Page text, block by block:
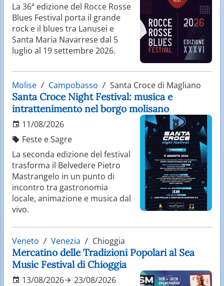
La 36ª edizione del Rocce Rosse
Blues Festival porta il grande
rock e il blues tra Lanusei e
Santa Maria Navarrese dal 5
luglio al 19 settembre 2026.
Molise Campobasso Santa Croce di Magliano
Santa Croce Night Festival: musica e
intrattenimento nel borgo molisano
11/08/2026
Feste e Sagre
La seconda edizione del festival
trasforma il Belvedere Pietro
Mastrangelo in un punto di
incontro tra gastronomia
locale, animazione e musica dal
vivo.
Veneto Venezia Chioggia
Mercatino delle Tradizioni Popolari al Sea
Music Festival di Chioggia
13/08/2026
23/08/2026